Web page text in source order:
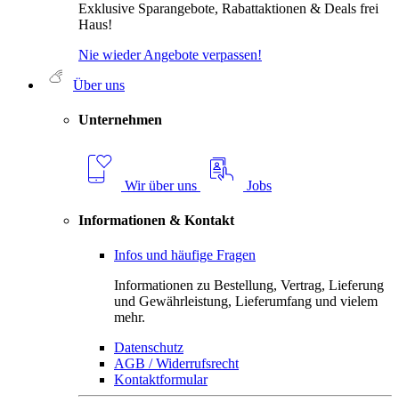
Exklusive Sparangebote, Rabattaktionen & Deals frei
Haus!
Nie wieder Angebote verpassen!
Über uns
Unternehmen
Wir über uns Jobs
Informationen & Kontakt
Infos und häufige Fragen
Informationen zu Bestellung, Vertrag, Lieferung
und Gewährleistung, Lieferumfang und vielem
mehr.
Datenschutz
AGB / Widerrufsrecht
Kontaktformular